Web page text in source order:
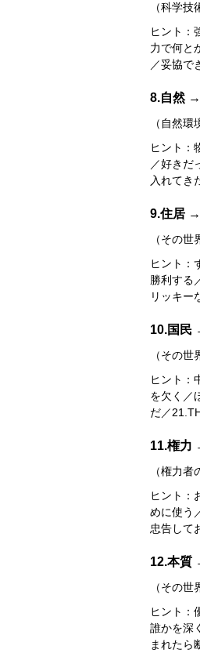
（科学
ヒント：
力で何と
／妥協で
8.自然 →
（自然
ヒント：
／好きだ
入れてき
9.住居 →
（その
ヒント：
勝利する
リッキー
10.国民
（その
ヒント：
を欠く／
だ／
11.権力
（権力
ヒント：
めに使う
忠告して
12.本質
（その
ヒント：
誰かを深
まれたら